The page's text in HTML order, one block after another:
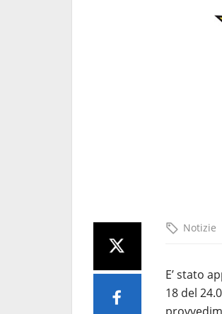
Notizie
E’ stato
18 del
Nasce "The
Every Race
progetto
future